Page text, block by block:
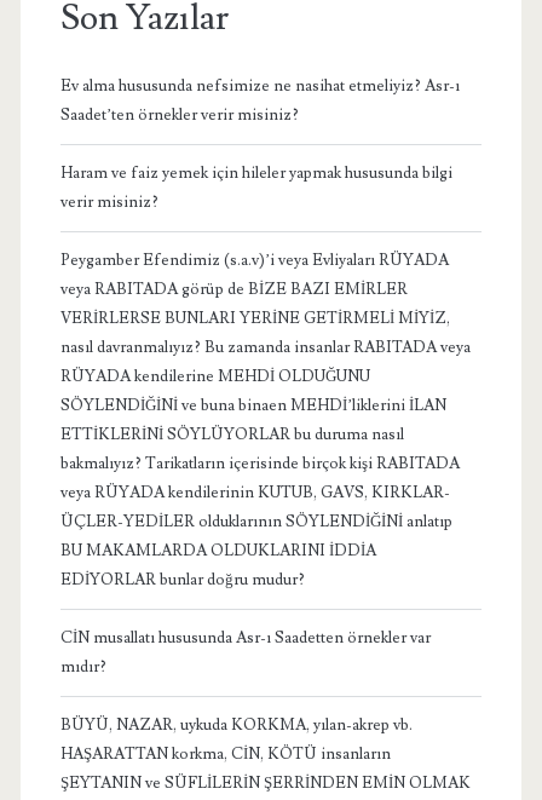
Son Yazılar
Ev alma hususunda nefsimize ne nasihat etmeliyiz? Asr-ı
Saadet’ten örnekler verir misiniz?
Haram ve faiz yemek için hileler yapmak hususunda bilgi
verir misiniz?
Peygamber Efendimiz (s.a.v)’i veya Evliyaları RÜYADA
veya RABITADA görüp de BİZE BAZI EMİRLER
VERİRLERSE BUNLARI YERİNE GETİRMELİ MİYİZ,
nasıl davranmalıyız? Bu zamanda insanlar RABITADA veya
RÜYADA kendilerine MEHDİ OLDUĞUNU
SÖYLENDİĞİNİ ve buna binaen MEHDİ’liklerini İLAN
ETTİKLERİNİ SÖYLÜYORLAR bu duruma nasıl
bakmalıyız? Tarikatların içerisinde birçok kişi RABITADA
veya RÜYADA kendilerinin KUTUB, GAVS, KIRKLAR-
ÜÇLER-YEDİLER olduklarının SÖYLENDİĞİNİ anlatıp
BU MAKAMLARDA OLDUKLARINI İDDİA
EDİYORLAR bunlar doğru mudur?
CİN musallatı hususunda Asr-ı Saadetten örnekler var
mıdır?
BÜYÜ, NAZAR, uykuda KORKMA, yılan-akrep vb.
HAŞARATTAN korkma, CİN, KÖTÜ insanların
ŞEYTANIN ve SÜFLİLERİN ŞERRİNDEN EMİN OLMAK